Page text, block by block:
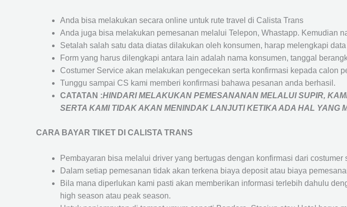
Anda bisa melakukan secara online untuk rute travel di Calista Trans
Anda juga bisa melakukan pemesanan melalui Telepon, Whastapp. Kemudian
Setalah salah satu data diatas dilakukan oleh konsumen, harap melengkapi
Form yang harus dilengkapi antara lain adalah nama konsumen, tanggal
Costumer Service akan melakukan pengecekan serta konfirmasi kepada calon
Tunggu sampai CS kami memberi konfirmasi bahawa pesanan anda berhasil.
CATATAN :HINDARI MELAKUKAN PEMESANANAN MELALUI SUPIR,
SERTA KAMI TIDAK AKAN MENINDAK LANJUTI KETIKA ADA HAL YANG
CARA BAYAR TIKET DI CALISTA TRANS
Pembayaran bisa melalui driver yang bertugas dengan konfirmasi dari costumer
Dalam setiap pemesanan tidak akan terkena biaya deposit atau biaya
Bila mana diperlukan kami pasti akan memberikan informasi terlebih dahulu
high season atau peak season.